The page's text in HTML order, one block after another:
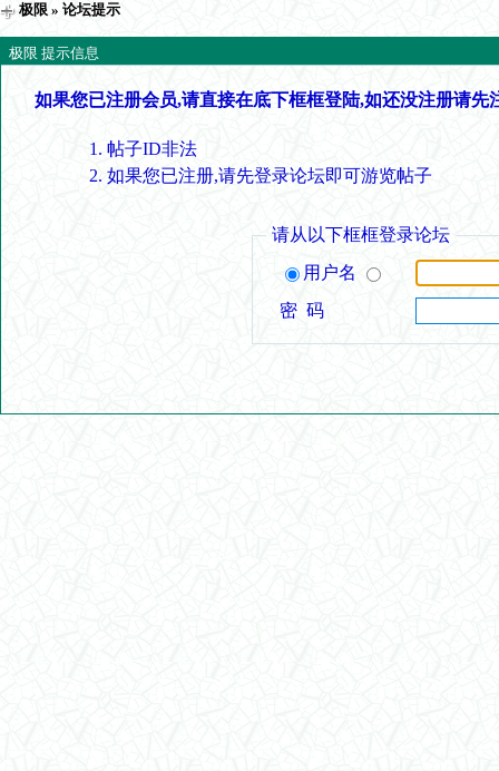
极限 » 论坛提示
极限 提示信息
如果您已注册会员,请直接在底下框框登陆,如还没注册请先
帖子ID非法
如果您已注册,请先登录论坛即可游览帖子
请从以下框框登录论坛
用户名
密 码